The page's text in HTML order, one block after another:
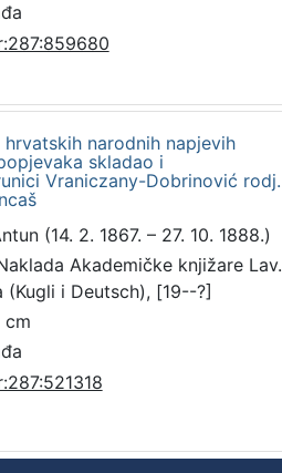
narodnih napjevih
skladao i
Vraniczany-Dobrinović rodj.
(14. 2. 1867. – 27. 10. 1888.)
Akademičke knjižare Lav.
(Kugli i Deutsch), [19--?]
cm